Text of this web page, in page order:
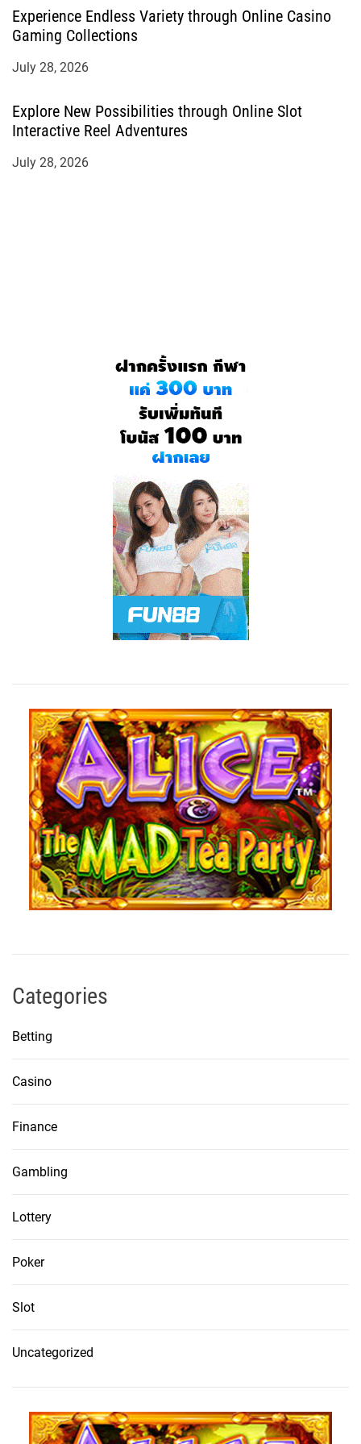
Experience Endless Variety through Online Casino
Gaming Collections
July 28, 2026
Explore New Possibilities through Online Slot
Interactive Reel Adventures
July 28, 2026
Categories
Betting
Casino
Finance
Gambling
Lottery
Poker
Slot
Uncategorized